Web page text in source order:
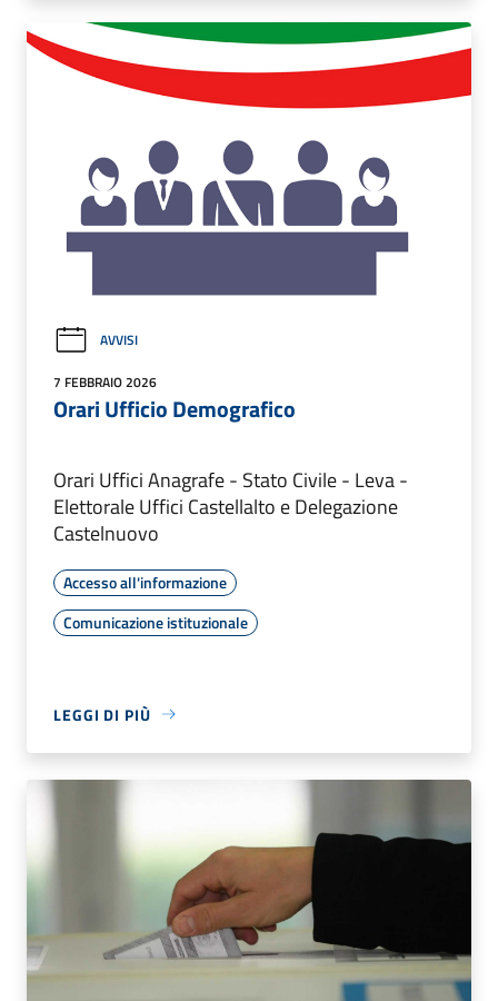
AVVISI
7 FEBBRAIO 2026
Orari Ufficio Demografico
Orari Uffici Anagrafe - Stato Civile - Leva -
Elettorale Uffici Castellalto e Delegazione
Castelnuovo
Accesso all'informazione
Comunicazione istituzionale
LEGGI DI PIÙ